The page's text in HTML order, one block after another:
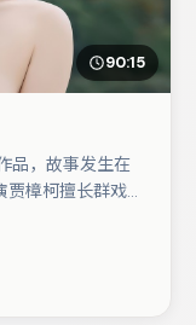
90:15
品，故事发生在
樟柯擅长群戏与
前后呼应，适合
，适合周末一口